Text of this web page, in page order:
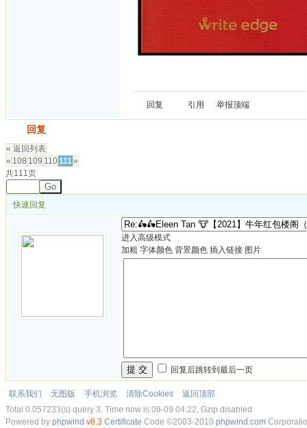
回复 引用 举报顶端
回复
« 返回列表
« 108 109 110111»
共111页
Go
快速回复
进入高级模式
加粗 字体颜色 背景颜色 插入链接 图片
提 交 回复后跳转到最后一页
联系我们 无图版 手机浏览 清除Cookies
返回顶部
Total 0.057233(s) query 3, Time now is:08-09 04:22, Gzip disabled
Powered by phpwind v8.3 Certificate Code ©2003-2010 phpwind.com